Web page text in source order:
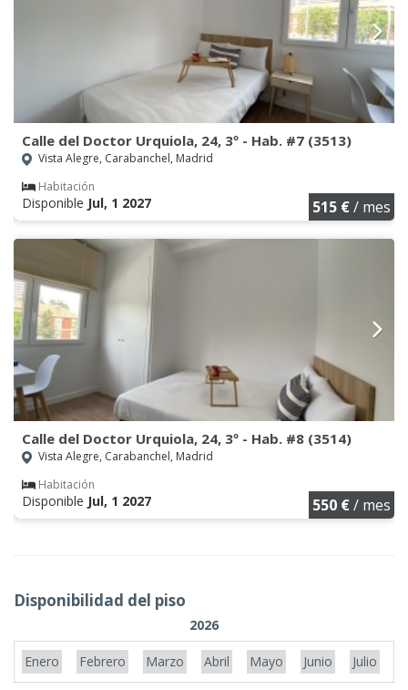
Calle del Doctor Urquiola, 24, 3º - Hab. #7 (3513)
Vista Alegre, Carabanchel, Madrid
Habitación
Disponible Jul, 1 2027 515 €/ mes
Calle del Doctor Urquiola, 24, 3º - Hab. #8 (3514)
Vista Alegre, Carabanchel, Madrid
Habitación
Disponible Jul, 1 2027 550 €/ mes
Disponibilidad del piso
2026
Enero Febrero Marzo Abril Mayo Junio Julio